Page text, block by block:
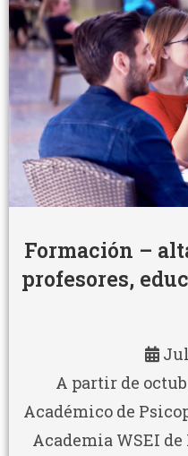
Formación –
profesores,
A partir de
Académico de
Academia WSEI